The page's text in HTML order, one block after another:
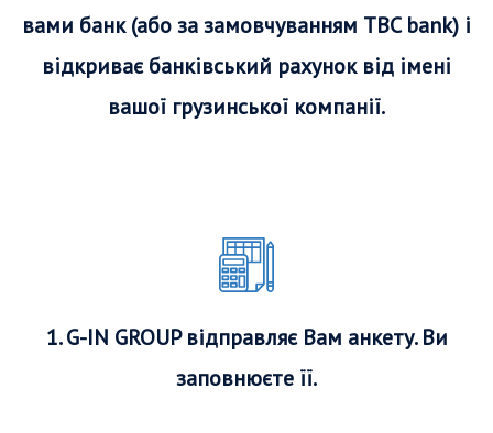
вами банк (або за замовчуванням TBC bank) і
відкриває банківський рахунок від імені
вашої грузинської компанії.
1. G-IN GROUP відправляє Вам анкету. Ви
заповнюєте її.